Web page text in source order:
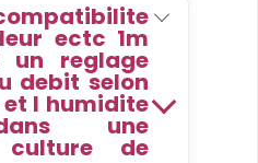
ectc 1m
un reglage
debit selon
l humidite
une
de